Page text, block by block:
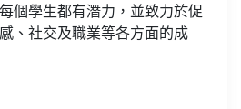
個學生都有潛力，並致力於促
、社交及職業等各方面的成